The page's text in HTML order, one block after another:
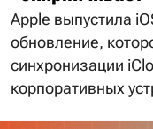
Apple выпустила
обновление,
синхронизации
корпоративных